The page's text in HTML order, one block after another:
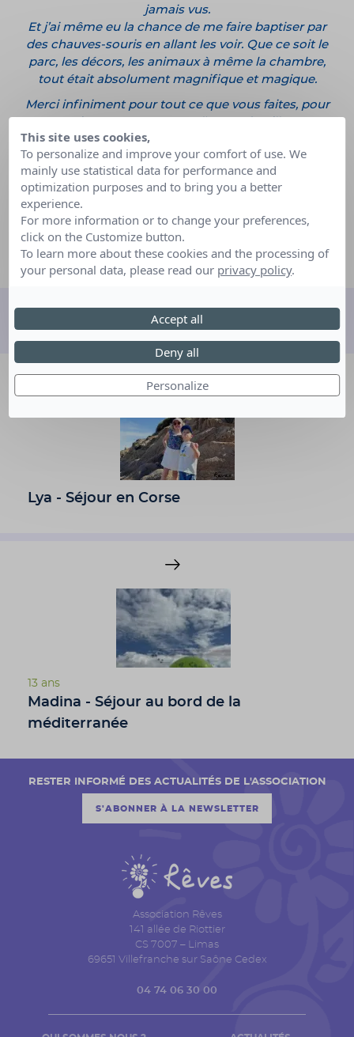
jamais vus.
Et j’ai même eu la chance de me faire baptiser par
des chauves-souris en allant les voir. Que ce soit le
parc, les décors, les animaux à même la chambre,
tout était absolument magnifique et magique.
Merci infiniment pour tout ce que vous faites, pour
Les associations comme la vôtre méritent tellement
de reconnaissance.
Mille mercis encore.
Léa
Découvrez d'autres rêves
Lya - Séjour en Corse
13 ans
Madina - Séjour au bord de la
méditerranée
Association Rêves
141 allée de Riottier
CS 7007 – Limas
69651 Villefranche sur Saône Cedex
04 74 06 30 00
RESTER INFORMÉ DES ACTUALITÉS DE L'ASSOCIATION
S'ABONNER À LA NEWSLETTER
This site uses cookies,
To personalize and improve your comfort of use. We
mainly use statistical data for performance and
optimization purposes and to bring you a better
experience.
For more information or to change your preferences,
click on the Customize button.
To learn more about these cookies and the processing of
your personal data, please read our privacy policy.
Personalize
Deny all
Accept all